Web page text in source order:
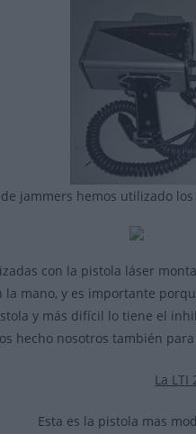
jammers hemos utilizado
con la pistola láser
la mano, y es importante
y más difícil lo tiene el
hecho nosotros también
La LTI
Esta es la pistola mas